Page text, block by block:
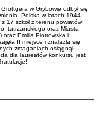
w Grybowie odbył się
Polska w latach 1944-
17 szkół z terenu powiatów:
tatrzańskiego oraz Miasta
oraz Emilia Piotrowska i
II miejsce i znalazła się
zmaganiach osiągnął
dla laureatów konkursu jest